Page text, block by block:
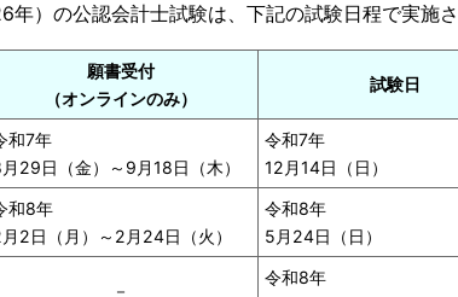
）の公認会計士試験は、下記の試験日程で実施さ
願書受付
（オンラインのみ）
試験日
和7年
29日（金）～9月18日（木）
令和7年
12月14日（日）
和8年
2日（月）～2月24日（火）
令和8年
5月24日（日）
－
令和8年